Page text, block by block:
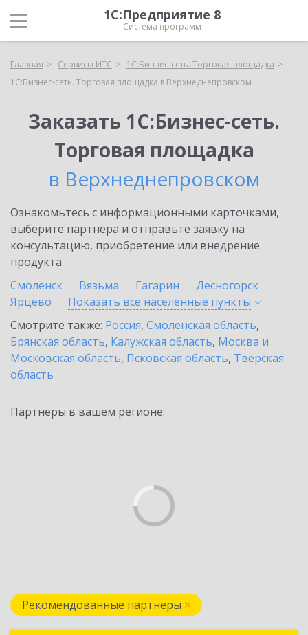
1С:Предприятие 8
Система программ
Главная Сервисы ИТС
1С:Бизнес-сеть. Торговая площадка
1С:Бизнес-сеть. Торговая площадка в Верхнеднепровском
Заказать 1С:Бизнес-сеть.
Торговая площадка
в Верхнеднепровском
Ознакомьтесь с информационными карточками,
выберите партнёра и отправьте заявку на
консультацию, приобретение или внедрение
продукта.
Смоленск
Вязьма Гагарин
Десногорск
Ярцево
Показать все населенные пункты
Смотрите также: Россия, Смоленская область,
Брянская область, Калужская область, Москва и
Московская область, Псковская область, Тверская
область
Партнеры в вашем регионе:
Рекомендованные партнеры